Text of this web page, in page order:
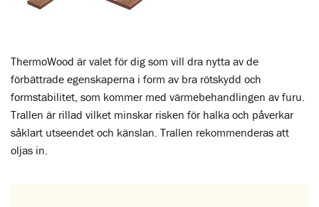
ThermoWood är valet för dig som vill dra nytta av de
förbättrade egenskaperna i form av bra rötskydd och
formstabilitet, som kommer med värmebehandlingen av furu.
Trallen är rillad vilket minskar risken för halka och påverkar
såklart utseendet och känslan. Trallen rekommenderas att
oljas in.